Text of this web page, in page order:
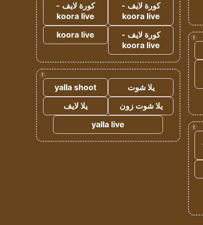
!
!
كورة لايف -
koora live
كورة لايف -
koora live
كورة لايف -
koora live
koora live
!
يلا شوت
yalla shoot
يلا شوت زون
يلا لايف
yalla live